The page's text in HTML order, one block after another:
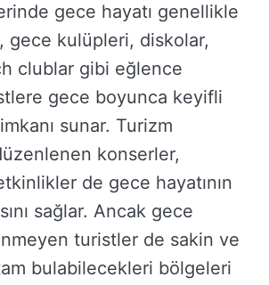
gece hayatı genellikle
gece kulüpleri, diskolar,
clublar gibi eğlence
gece boyunca keyifli
sunar. Turizm
konserler,
de gece hayatının
sağlar. Ancak gece
turistler de sakin ve
bulabilecekleri bölgeleri